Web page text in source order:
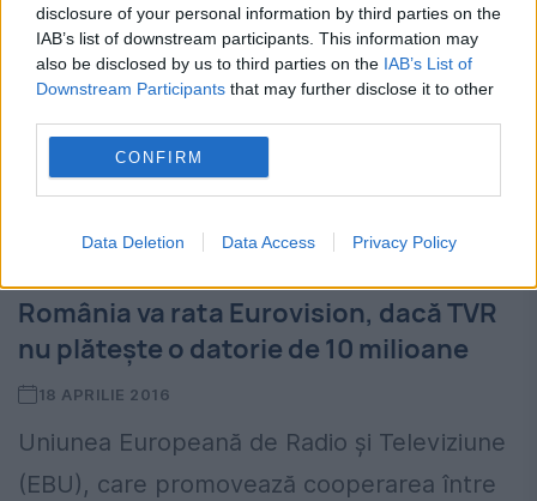
disclosure of your personal information by third parties on the
IAB’s list of downstream participants. This information may
also be disclosed by us to third parties on the IAB’s List of
Downstream Participants that may further disclose it to other
CONFIRM
Data Deletion Data Access Privacy Policy
România va rata Eurovision, dacă TVR
nu plătește o datorie de 10 milioane
18 APRILIE 2016
Uniunea Europeană de Radio și Televiziune
(EBU), care promovează cooperarea între